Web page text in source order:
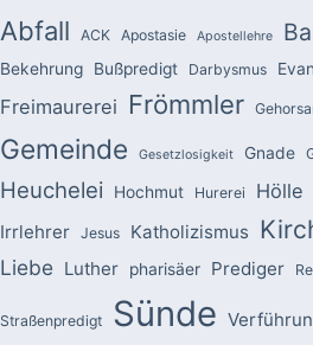
Abfall ACK Apostasie Apostellehre
Bekehrung Bußpredigt Darbysmus
Freimaurerei Frömmler
Gemeinde Gesetzlosigkeit Gnade
Heuchelei Hochmut Hurerei Hölle
Irrlehrer Jesus Katholizismus
Liebe Luther pharisäer Prediger
Straßenpredigt Sünde